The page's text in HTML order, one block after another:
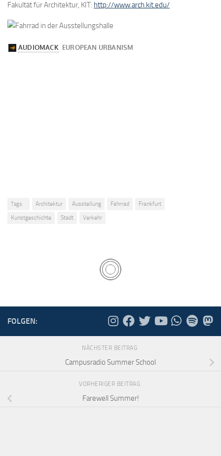
Fakultät für Architektur, KIT: http://www.arch.kit.edu/
Tags: Architektur Ausstellung Fahrrad
Frankfurt
Kunstgeschichte
Stadt Verkehr
FOLGEN:
NÄCHSTER BEITRAG
Campusradio Summer School
VORHERIGER BEITRAG
Farewell Summer!